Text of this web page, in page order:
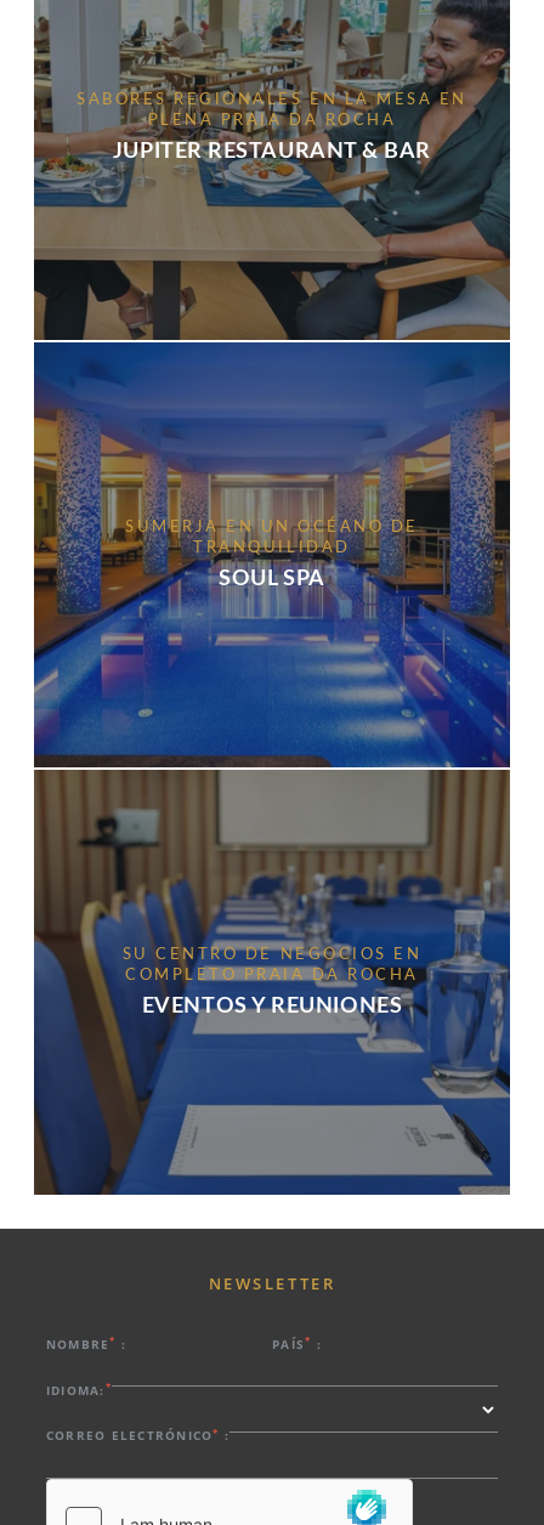
SABORES REGIONALES EN LA MESA EN
PLENA PRAIA DA ROCHA
JUPITER RESTAURANT & BAR
SUMERJA EN UN OCÉANO DE
TRANQUILIDAD
SOUL SPA
SU CENTRO DE NEGOCIOS EN
COMPLETO PRAIA DA ROCHA
EVENTOS Y REUNIONES
NOMBRE* : PAÍS* :
IDIOMA: *
CORREO ELECTRÓNICO* :
NEWSLETTER